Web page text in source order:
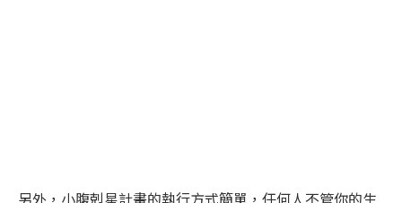
另外，小腹剋星計畫的執行方式簡單，任何人不管你的生